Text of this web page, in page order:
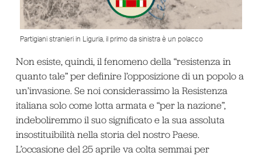
Partigiani stranieri in Liguria, il primo da sinistra è un polacco
Non esiste, quindi, il fenomeno della “resistenza in
quanto tale” per definire l’opposizione di un popolo a
un’invasione. Se noi considerassimo la Resistenza
italiana solo come lotta armata e “per la nazione”,
indeboliremmo il suo significato e la sua assoluta
insostituibilità nella storia del nostro Paese.
L’occasione del 25 aprile va colta semmai per